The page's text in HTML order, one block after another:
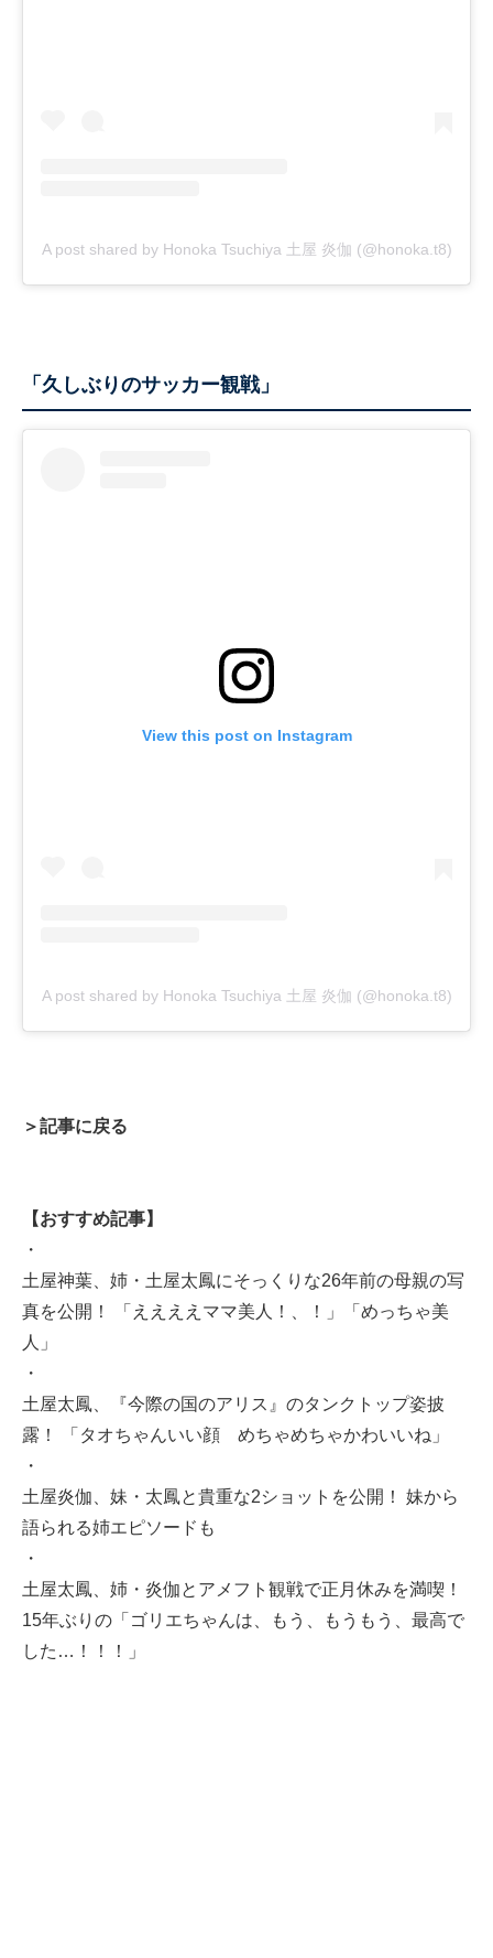
A post shared by Honoka Tsuchiya 土屋 炎伽 (@honoka.t8)
「久しぶりのサッカー観戦」
View this post on Instagram
A post shared by Honoka Tsuchiya 土屋 炎伽 (@honoka.t8)
＞記事に戻る
【おすすめ記事】
・
土屋神葉、姉・土屋太鳳にそっくりな26年前の母親の写
真を公開！ 「ええええママ美人！、！」「めっちゃ美
人」
・
土屋太鳳、『今際の国のアリス』のタンクトップ姿披
露！ 「タオちゃんいい顔 めちゃめちゃかわいいね」
・
土屋炎伽、妹・太鳳と貴重な2ショットを公開！ 妹から
語られる姉エピソードも
・
土屋太鳳、姉・炎伽とアメフト観戦で正月休みを満喫！
15年ぶりの「ゴリエちゃんは、もう、もうもう、最高で
した…！！！」